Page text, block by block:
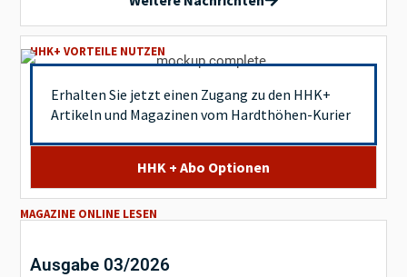
HHK+ VORTEILE NUTZEN
Erhalten Sie jetzt einen Zugang zu den HHK+
Artikeln und Magazinen vom Hardthöhen-Kurier
HHK + Abo Optionen
MAGAZINE ONLINE LESEN
Ausgabe 03/2026